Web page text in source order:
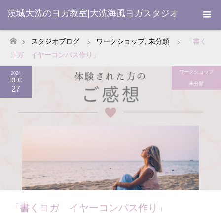
茨城大洗のヨガ教室|大洗海風ヨガスタジオ
ホーム
スタジオブログ ワークショップ, 未分類
「書く
ヨガ イヤーコンパス作り」
2024
DEC
27
ワークショップ
未分類
「書くヨガ イヤーコンパス作り」